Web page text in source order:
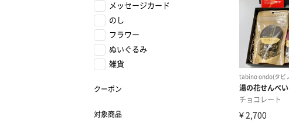
メッセージカード
のし
フラワー
ぬいぐるみ
雑貨
クーポン
対象商品